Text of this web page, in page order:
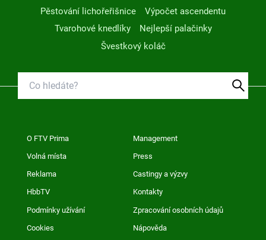
Pěstování lichořeřišnice
Výpočet ascendentu
Tvarohové knedlíky
Nejlepší palačinky
Švestkový koláč
O FTV Prima Management
Volná místa Press
Reklama Castingy a výzvy
HbbTV Kontakty
Podmínky užívání Zpracování osobních údajů
Cookies Nápověda